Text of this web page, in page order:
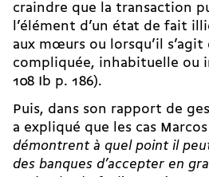
craindre que la transaction
l’élément d’un état de fait
aux mœurs ou lorsqu’il s’agit
compliquée, inhabituelle ou
108 Ib p. 186).
Puis, dans son rapport de
a expliqué que les cas
démontrent à quel point il
des banques d’accepter en